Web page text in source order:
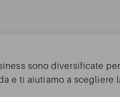
sono diversificate
e ti aiutiamo a scegliere
trattamento dei